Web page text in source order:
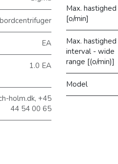
EA
1.0 EA
holm.dk, +45
44 54 00 65
Max. hastighed
[o/min]
Max. hastighed
interval - wide
range [(o/min)]
Model